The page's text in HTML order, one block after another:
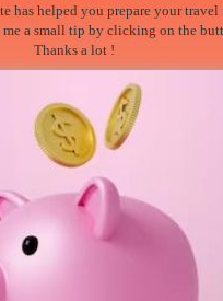
has helped you prepare your travel
a small tip by clicking on the
Thanks a lot !